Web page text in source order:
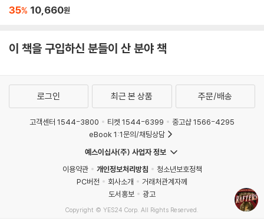
er
35% 10,660원
이 책을 구입하신 분들이 산 분야 책
로그인 최근 본 상품 주문/배송
고객센터 1544-3800 티켓 1544-6399
중고샵 1566-4295
eBook 1:1문의/채팅상담
예스이십사(주) 사업자 정보
이용약관
개인정보처리방침
청소년보호정책
PC버전
회사소개
거래처관계자께
도서홍보
광고
Copyright © YES24 Corp. All Rights Reserved.